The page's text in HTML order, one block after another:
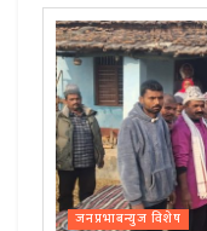
जनप्रभाबन्युज विशेष